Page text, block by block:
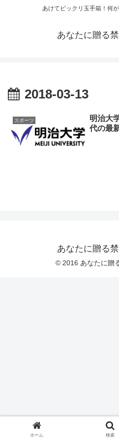
あけてビックリ玉手箱！何
あなたに贈る
2018-03-13
スポーツ
明治大
代の最
あなたに贈る
© 2016 あなたに贈
ホーム 検索